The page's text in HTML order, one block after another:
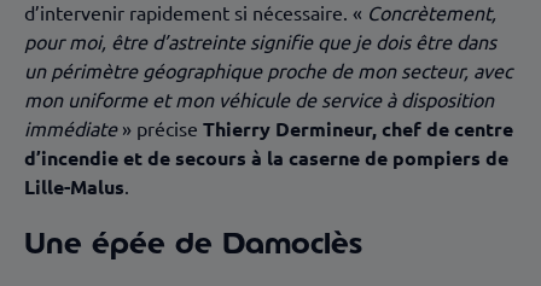
d’intervenir rapidement si nécessaire. « Concrètement,
pour moi, être d’astreinte signifie que je dois être dans
un périmètre géographique proche de mon secteur, avec
mon uniforme et mon véhicule de service à disposition
immédiate» précise Thierry Dermineur, chef de centre
d’incendie et de secours à la caserne de pompiers de
Lille-Malus.
Une épée de Damoclès